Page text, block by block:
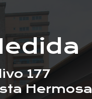
177
Hermosa